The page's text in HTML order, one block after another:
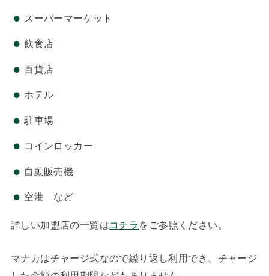
スーパーマーケット
飲食店
百貨店
ホテル
駐車場
コインロッカー
自動販売機
空港 など
詳しい加盟店の一覧はコチラ をご参照ください。
マナカはチャージ式なので繰り返し利用でき、チャージ